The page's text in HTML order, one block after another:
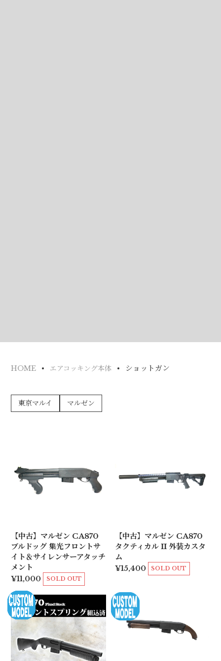
HOME エアコッキング本体 ショットガン
東京マルイ マルゼン
【中古】マルゼン CA870
ブルドッグ 集光フロントサ
イト＆サイレンサーアタッチ
メント
¥11,000 SOLD OUT
【中古】マルゼン CA870
タクティカル II 外装カスタ
ム
¥15,400 SOLD OUT